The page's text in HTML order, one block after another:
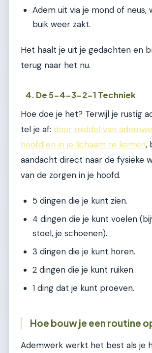
Adem uit via je mond of neus,
buik weer zakt.
Het haalt je uit je gedachten en
terug naar het nu.
4. De 5-4-3-2-1 Techniek
Hoe doe je het? Terwijl je rustig
tel je af: door middel van
hoofd en in je lichaam te komen,
aandacht direct naar de fysieke
van de zorgen in je hoofd.
5 dingen die je kunt zien.
4 dingen die je kunt voelen
stoel, je schoenen).
3 dingen die je kunt horen.
2 dingen die je kunt ruiken.
1 ding dat je kunt proeven.
Hoe bouw je een routine
Ademwerk werkt het best als je